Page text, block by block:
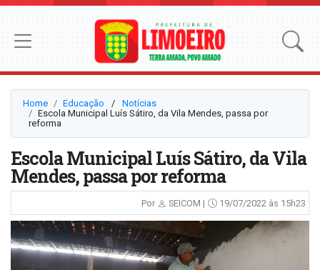
Home Educação ⠀/⠀ Notícias
Escola Municipal Luís Sátiro, da Vila Mendes, passa por
reforma
Escola Municipal Luís Sátiro, da Vila
Mendes, passa por reforma
Por SEICOM | 19/07/2022 às 15h23